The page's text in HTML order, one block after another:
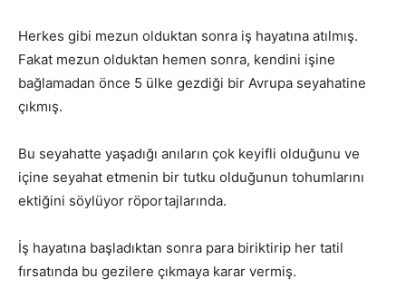
Herkes gibi mezun olduktan sonra iş hayatına atılmış.
Fakat mezun olduktan hemen sonra, kendini işine
bağlamadan önce 5 ülke gezdiği bir Avrupa seyahatine
çıkmış.
Bu seyahatte yaşadığı anıların çok keyifli olduğunu ve
içine seyahat etmenin bir tutku olduğunun tohumlarını
ektiğini söylüyor röportajlarında.
İş hayatına başladıktan sonra para biriktirip her tatil
fırsatında bu gezilere çıkmaya karar vermiş.